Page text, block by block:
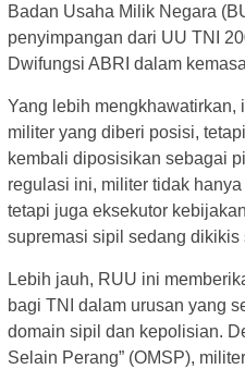
Badan Usaha Milik Negara
penyimpangan dari UU TNI
Dwifungsi ABRI dalam
Yang lebih
militer yang diberi posisi,
kembali diposisikan sebagai
regulasi ini, militer tidak
tetapi juga eksekutor
supremasi sipil sedang dikikis
Lebih jauh, RUU ini
bagi TNI dalam urusan yang
domain sipil dan kepolisian.
Selain Perang” (OMSP),